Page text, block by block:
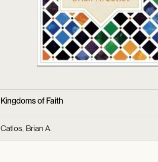
Kingdoms of Faith
Catlos, Brian A.